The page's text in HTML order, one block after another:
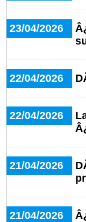
23/04/2026
22/04/2026
22/04/2026
21/04/2026
21/04/2026